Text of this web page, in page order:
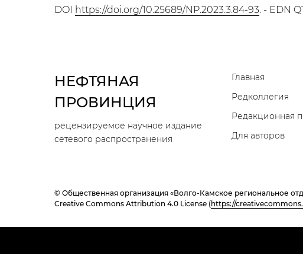
DOI https://doi.org/10.25689/NP.2023.3.84-93. - EDN
НЕФТЯНАЯ
ПРОВИНЦИЯ
рецензируемое научное издание
сетевого распространения
Главная
Редколлегия
Редакционная
Для авторов
© Общественная организация «Волго-Камское региональное
Creative Commons Attribution 4.0 License (https://